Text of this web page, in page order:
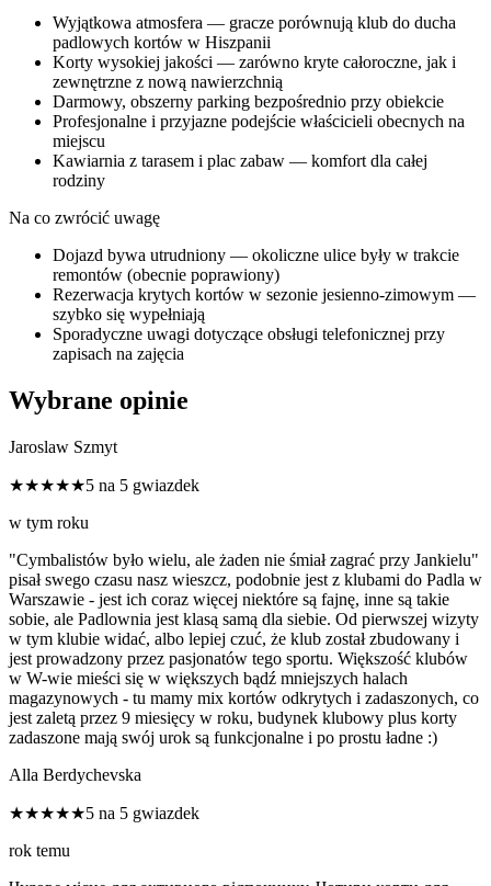
Wyjątkowa atmosfera — gracze porównują klub do ducha
padlowych kortów w Hiszpanii
Korty wysokiej jakości — zarówno kryte całoroczne, jak i
zewnętrzne z nową nawierzchnią
Darmowy, obszerny parking bezpośrednio przy obiekcie
Profesjonalne i przyjazne podejście właścicieli obecnych na
miejscu
Kawiarnia z tarasem i plac zabaw — komfort dla całej
rodziny
Na co zwrócić uwagę
Dojazd bywa utrudniony — okoliczne ulice były w trakcie
remontów (obecnie poprawiony)
Rezerwacja krytych kortów w sezonie jesienno-zimowym —
szybko się wypełniają
Sporadyczne uwagi dotyczące obsługi telefonicznej przy
zapisach na zajęcia
Wybrane opinie
Jaroslaw Szmyt
★★★★★5 na 5 gwiazdek
w tym roku
"Cymbalistów było wielu, ale żaden nie śmiał zagrać przy Jankielu"
pisał swego czasu nasz wieszcz, podobnie jest z klubami do Padla w
Warszawie - jest ich coraz więcej niektóre są fajnę, inne są takie
sobie, ale Padlownia jest klasą samą dla siebie. Od pierwszej wizyty
w tym klubie widać, albo lepiej czuć, że klub został zbudowany i
jest prowadzony przez pasjonatów tego sportu. Większość klubów
w W-wie mieści się w większych bądź mniejszych halach
magazynowych - tu mamy mix kortów odkrytych i zadaszonych, co
jest zaletą przez 9 miesięcy w roku, budynek klubowy plus korty
zadaszone mają swój urok są funkcjonalne i po prostu ładne :)
Alla Berdychevska
★★★★★5 na 5 gwiazdek
rok temu